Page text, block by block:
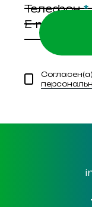
Телефон*
E-mail